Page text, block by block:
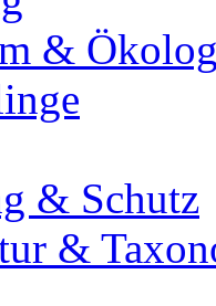
&
& Schutz
&